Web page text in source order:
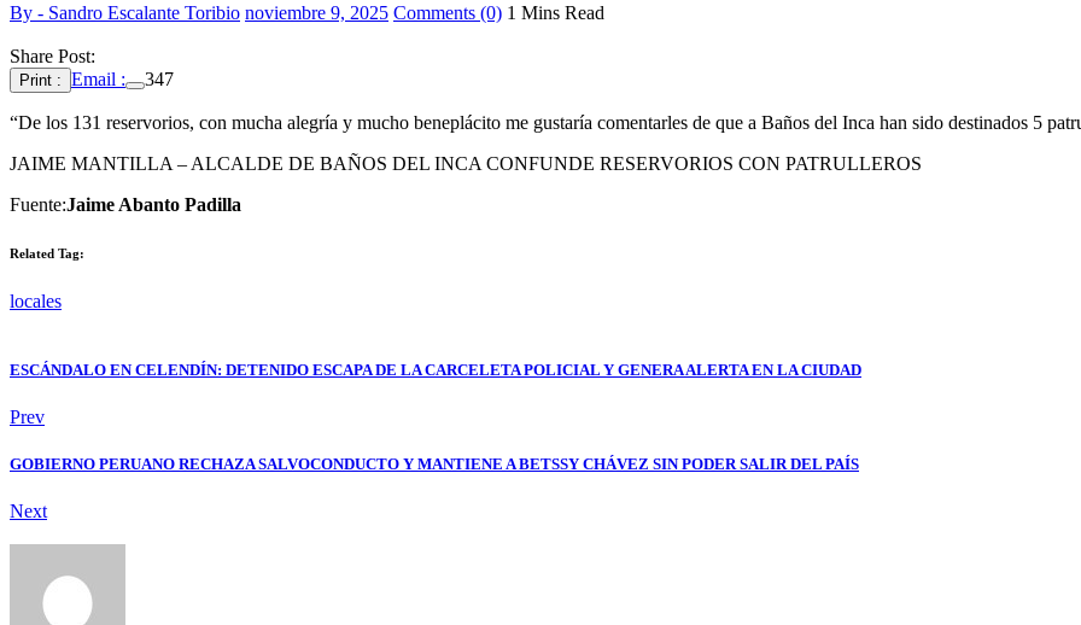
By - Sandro Escalante Toribio noviembre 9, 2025 Comments (0) 1 Mins Read
Share Post:
Print : Email : 347
“De los 131 reservorios, con mucha alegría y mucho beneplácito me gustaría comentarles de que a Baños del Inca han sido destinados 5
JAIME MANTILLA – ALCALDE DE BAÑOS DEL INCA CONFUNDE RESERVORIOS CON PATRULLEROS
Fuente:Jaime Abanto Padilla
Related Tag:
locales
ESCÁNDALO EN CELENDÍN: DETENIDO ESCAPA DE LA CARCELETA POLICIAL Y GENERA ALERTA EN LA CIUDAD
Prev
GOBIERNO PERUANO RECHAZA SALVOCONDUCTO Y MANTIENE A BETSSY CHÁVEZ SIN PODER SALIR DEL PAÍS
Next